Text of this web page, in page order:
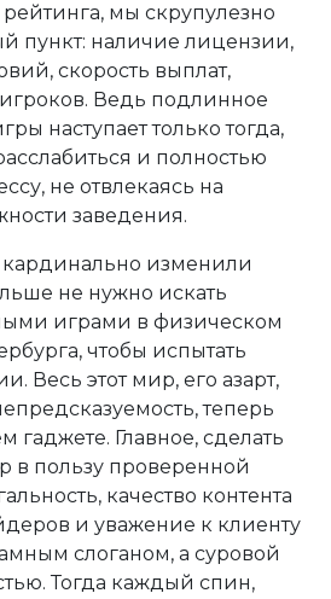
мы скрупулезно
пункт: наличие лицензии,
скорость выплат,
Ведь подлинное
наступает только тогда,
и полностью
не отвлекаясь на
заведения.
кардинально изменили
не нужно искать
играми в физическом
чтобы испытать
Весь этот мир, его азарт,
теперь
гаджете. Главное, сделать
в пользу проверенной
качество контента
и уважение к клиенту
слоганом, а суровой
Тогда каждый спин,